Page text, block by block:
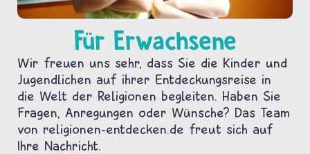
Für Erwachsene
Wir freuen uns sehr, dass Sie die Kinder und
Jugendlichen auf ihrer Entdeckungsreise in
die Welt der Religionen begleiten. Haben Sie
Fragen, Anregungen oder Wünsche? Das Team
von religionen-entdecken.de freut sich auf
Ihre Nachricht.